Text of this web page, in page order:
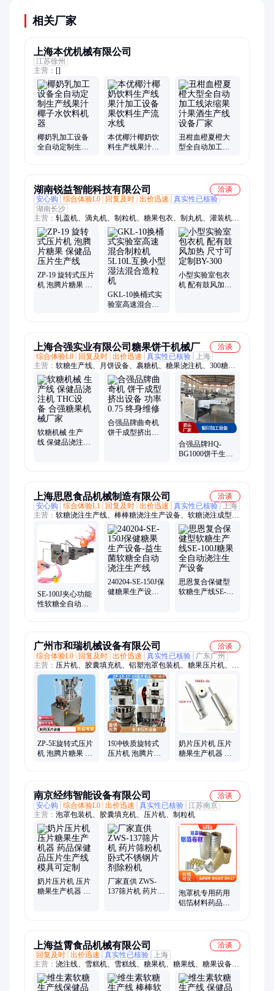
相关厂家
上海本优机械有限公司
江苏徐州
主营： []
椰奶乳加工设备
全自动定制生产
本优椰汁椰奶饮
料生产线果汁加
丑柑血橙夏橙大
型全自动加工线
湖南锐益智能科技有限公司
洽谈
安心购
综合体验L0 回复及时 出价迅速
真实性已核验
湖南长沙
主营： 轧盖机、滴丸机、制粒机、糖果包衣、制丸机、灌装机、
自动转瓶、栓剂模具、食品粉碎机、中药粉碎机、食品混合机、
封口一体机、万能粉碎机、胶囊填充机、铝塑包装机、中药压片
机、安瓿熔封机、氢氧封口机、单桨混合机、自动旋转熔、灌封
一体机、台式压片机、三维混合机、医药混合机、包装一体机
ZP-19 旋转式压片
机 泡腾片糖果 保
GKL-10换桶式实
验室高速混合制
小型实验室包衣
机 配有鼓风加热
上海合强实业有限公司糖果饼干机械厂
洽谈
综合体验L0
回复及时 出价迅速 真实性已核验
上海
主营： 软糖生产线、月饼设备、裹糖机、糖果浇注机、300糖果
生产线、糖果设备、棒棒糖生产线、蛋卷生产线、棍印饼干成型
机、蛋糕挤出机、旋转炉、桃酥机、蛋糕注浆机、燃气隧道炉、
奶油夹心机、曲奇饼机、硬糖浇注生产线、热风旋转炉、苏打饼
干生产线、奶油饼干夹心机、果糕软糖、双色曲奇饼干机、棍切
饼干生产线、曲奇饼干机、异形棒棒糖生产线
软糖机械 生产
线 保健品浇注机
合强品牌曲奇机
饼干成型挤出设
合强品牌HQ-
BG1000饼干生产
上海思恩食品机械制造有限公司
洽谈
安心购
综合体验L1 回复及时 出价迅速 真实性已核验
上海
主营： 软糖浇注生产线、棒棒糖浇注生产设备、软糖浇注成型设
备、糖果生产线、保健型糖果生产设备、糖果机、马蹄爆爆珠成
SE-100J夹心功能
性软糖全自动浇
240204-SE-150J保
健糖果生产设备-
思恩复合保健型
软糖生产线SE-
广州市和瑞机械设备有限公司
洽谈
综合体验L0
回复及时 出价迅速 真实性已核验
广东广州
主营： 压片机、胶囊填充机、铝塑泡罩包装机、糖果压片机、数
粒机瓶装线、压片机模具、粉碎机、混合机、制粒机、筛片机、
小型压片机、大型压片机、旋转式压片机、半自动胶囊充填机、
全自动胶囊填充机、小型泡罩包装机、大型泡罩包装机、小型数
粒机、桌面式数粒机、电子数粒机、8通道数粒机
ZP-5E旋转式压片
机 泡腾片糖果 保
19冲铁质旋转式
压片机 泡腾片糖
奶片压片机 压片
糖果生产机器 药
南京经纬智能设备有限公司
洽谈
安心购
综合体验L0 出价迅速 真实性已核验 江苏南京
主营： 泡罩包装机、胶囊填充机、压片机、制粒机
奶片压片机 压片
糖果生产机器 药
厂家直供 ZWS-
137筛片机 药片筛
泡罩机专用药用
铝箔材料药品包
上海益霄食品机械有限公司
洽谈
回复及时 出价迅速 真实性已核验
上海
主营： 浇注线、雪糕机、雪糕线、糖果机、糖果线、糖果设备、
糖果模具、浇注机、成型机、软糖线、红糖线、激凌线、红糖
机、软糖机、冷却机组、冰糖块线、梨膏糖机、果汁糖线、薯条